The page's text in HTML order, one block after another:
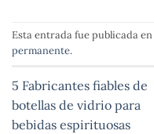
Esta entrada fue publicada en
permanente.
5 Fabricantes fiables de
botellas de vidrio para
bebidas espirituosas